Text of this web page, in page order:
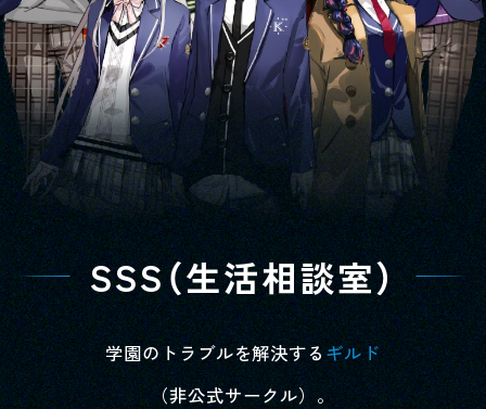
SSS（生活相談室）
学園のトラブルを解決するギルド
（非公式サークル）。